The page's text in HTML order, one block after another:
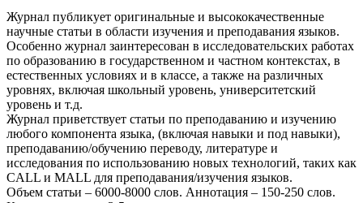
Журнал публикует оригинальные и высококачественные
научные статьи в области изучения и преподавания языков.
Особенно журнал заинтересован в исследовательских работах
по образованию в государственном и частном контекстах, в
естественных условиях и в классе, а также на различных
уровнях, включая школьный уровень, университетский
уровень и т.д.
Журнал приветствует статьи по преподаванию и изучению
любого компонента языка, (включая навыки и под навыки),
преподаванию/обучению переводу, литературе и
исследования по использованию новых технологий, таких как
CALL и MALL для преподавания/изучения языков.
Объем статьи – 6000-8000 слов. Аннотация – 150-250 слов.